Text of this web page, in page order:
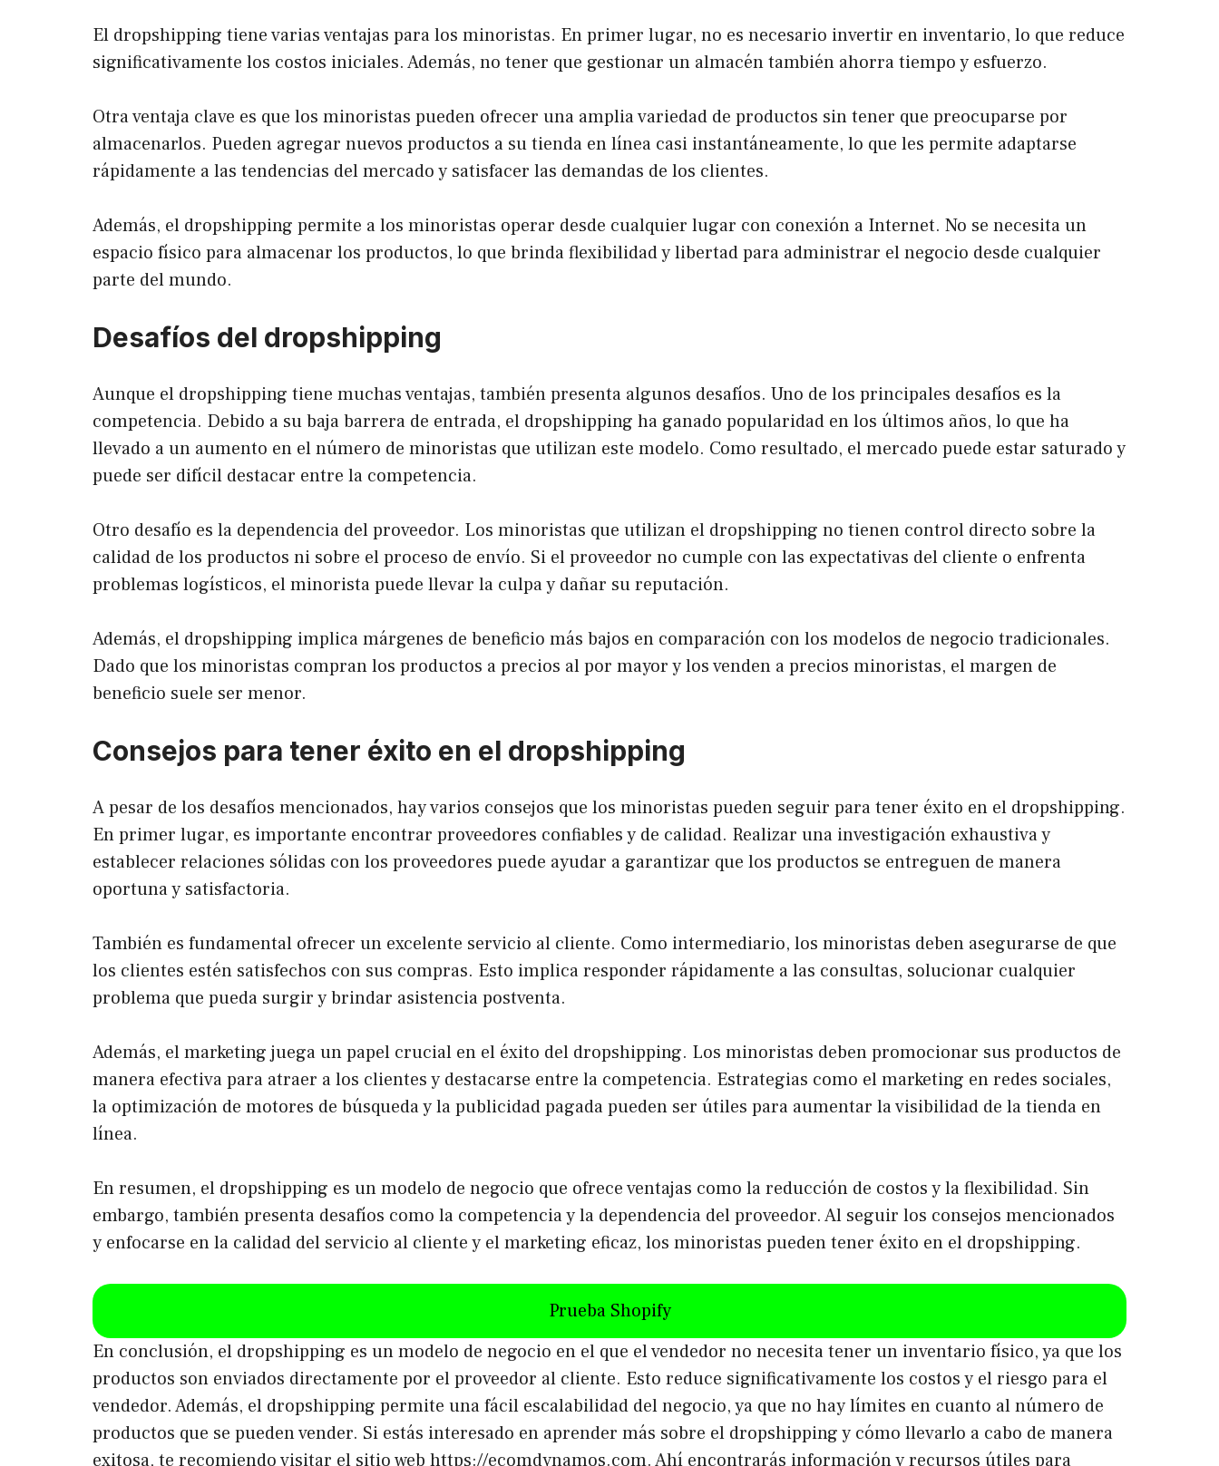
El dropshipping tiene varias ventajas para los minoristas. En primer lugar, no es necesario invertir en inventario, lo que reduce
significativamente los costos iniciales. Además, no tener que gestionar un almacén también ahorra tiempo y esfuerzo.
Otra ventaja clave es que los minoristas pueden ofrecer una amplia variedad de productos sin tener que preocuparse por
almacenarlos. Pueden agregar nuevos productos a su tienda en línea casi instantáneamente, lo que les permite adaptarse
rápidamente a las tendencias del mercado y satisfacer las demandas de los clientes.
Además, el dropshipping permite a los minoristas operar desde cualquier lugar con conexión a Internet. No se necesita un
espacio físico para almacenar los productos, lo que brinda flexibilidad y libertad para administrar el negocio desde cualquier
parte del mundo.
Desafíos del dropshipping
Aunque el dropshipping tiene muchas ventajas, también presenta algunos desafíos. Uno de los principales desafíos es la
competencia. Debido a su baja barrera de entrada, el dropshipping ha ganado popularidad en los últimos años, lo que ha
llevado a un aumento en el número de minoristas que utilizan este modelo. Como resultado, el mercado puede estar saturado y
puede ser difícil destacar entre la competencia.
Otro desafío es la dependencia del proveedor. Los minoristas que utilizan el dropshipping no tienen control directo sobre la
calidad de los productos ni sobre el proceso de envío. Si el proveedor no cumple con las expectativas del cliente o enfrenta
problemas logísticos, el minorista puede llevar la culpa y dañar su reputación.
Además, el dropshipping implica márgenes de beneficio más bajos en comparación con los modelos de negocio tradicionales.
Dado que los minoristas compran los productos a precios al por mayor y los venden a precios minoristas, el margen de
beneficio suele ser menor.
Consejos para tener éxito en el dropshipping
A pesar de los desafíos mencionados, hay varios consejos que los minoristas pueden seguir para tener éxito en el dropshipping.
En primer lugar, es importante encontrar proveedores confiables y de calidad. Realizar una investigación exhaustiva y
establecer relaciones sólidas con los proveedores puede ayudar a garantizar que los productos se entreguen de manera
oportuna y satisfactoria.
También es fundamental ofrecer un excelente servicio al cliente. Como intermediario, los minoristas deben asegurarse de que
los clientes estén satisfechos con sus compras. Esto implica responder rápidamente a las consultas, solucionar cualquier
problema que pueda surgir y brindar asistencia postventa.
Además, el marketing juega un papel crucial en el éxito del dropshipping. Los minoristas deben promocionar sus productos de
manera efectiva para atraer a los clientes y destacarse entre la competencia. Estrategias como el marketing en redes sociales,
la optimización de motores de búsqueda y la publicidad pagada pueden ser útiles para aumentar la visibilidad de la tienda en
línea.
En resumen, el dropshipping es un modelo de negocio que ofrece ventajas como la reducción de costos y la flexibilidad. Sin
embargo, también presenta desafíos como la competencia y la dependencia del proveedor. Al seguir los consejos mencionados
y enfocarse en la calidad del servicio al cliente y el marketing eficaz, los minoristas pueden tener éxito en el dropshipping.
Prueba Shopify
En conclusión, el dropshipping es un modelo de negocio en el que el vendedor no necesita tener un inventario físico, ya que los
productos son enviados directamente por el proveedor al cliente. Esto reduce significativamente los costos y el riesgo para el
vendedor. Además, el dropshipping permite una fácil escalabilidad del negocio, ya que no hay límites en cuanto al número de
productos que se pueden vender. Si estás interesado en aprender más sobre el dropshipping y cómo llevarlo a cabo de manera
exitosa, te recomiendo visitar el sitio web https://ecomdynamos.com. Ahí encontrarás información y recursos útiles para